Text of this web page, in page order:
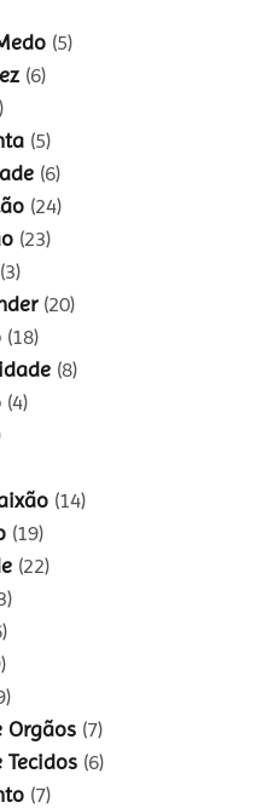
(5)
(6)
(5)
(6)
(24)
(23)
(3)
(20)
(18)
(8)
(4)
(14)
(19)
(22)
Orgãos (7)
Tecidos (6)
(7)